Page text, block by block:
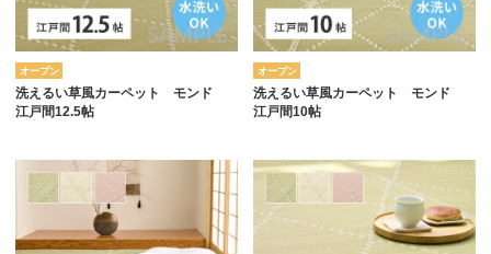
オープン
洗えるい草風カーペット モンド
江戸間12.5帖
オープン
洗えるい草風カーペット モンド
江戸間10帖